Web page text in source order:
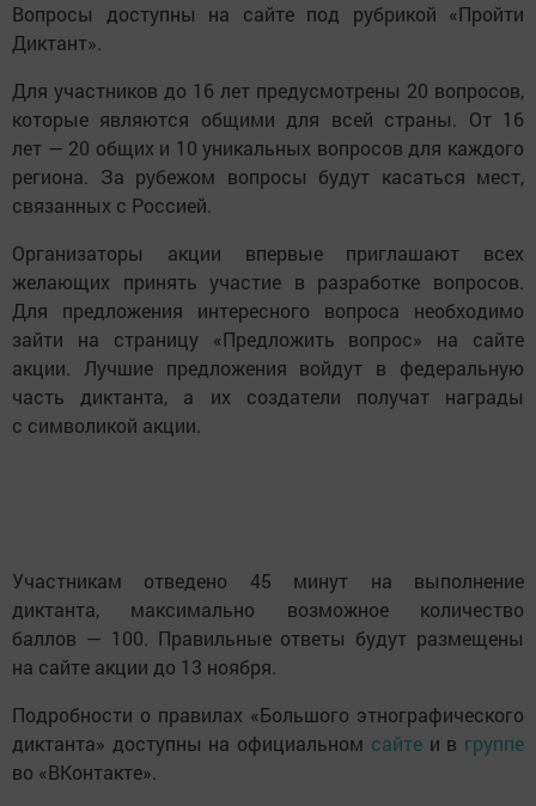
Вопросы доступны на сайте под рубрикой «Пройти
Диктант».
Для участников до 16 лет предусмотрены 20 вопросов,
которые являются общими для всей страны. От 16
лет — 20 общих и 10 уникальных вопросов для каждого
региона. За рубежом вопросы будут касаться мест,
связанных с Россией.
Организаторы акции впервые приглашают всех
желающих принять участие в разработке вопросов.
Для предложения интересного вопроса необходимо
зайти на страницу «Предложить вопрос» на сайте
акции. Лучшие предложения войдут в федеральную
часть диктанта, а их создатели получат награды
с символикой акции.
Участникам отведено 45 минут на выполнение
диктанта, максимально возможное количество
баллов — 100. Правильные ответы будут размещены
на сайте акции до 13 ноября.
Подробности о правилах «Большого этнографического
диктанта» доступны на официальном сайтеи в группе
во «ВКонтакте».